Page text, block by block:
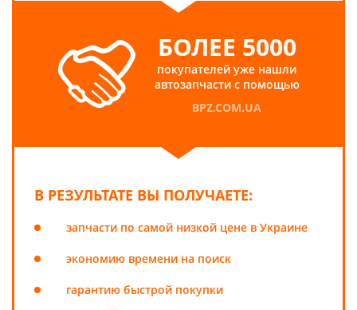
БОЛЕЕ 5000
покупателей уже нашли
автозапчасти с помощью
BPZ.COM.UA
В РЕЗУЛЬТАТЕ ВЫ ПОЛУЧАЕТЕ:
запчасти по самой низкой цене в Украине
экономию времени на поиск
гарантию быстрой покупки